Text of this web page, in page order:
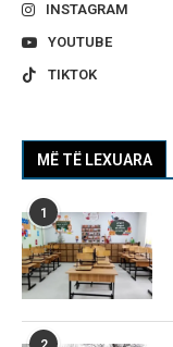
INSTAGRAM
YOUTUBE
TIKTOK
MË TË LEXUARA
1